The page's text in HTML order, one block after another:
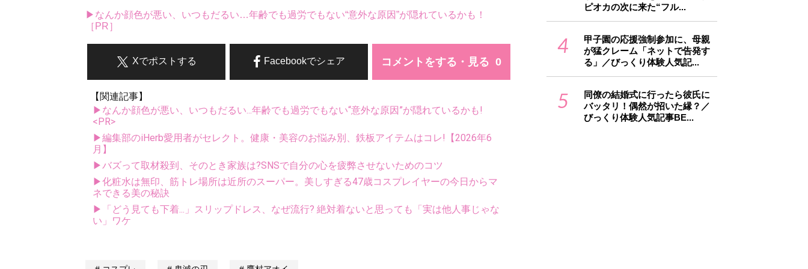
▶なんか顔色が悪い、いつもだるい…年齢でも過労でもない“意外な原因”が隠れているかも！
［PR］
コメントをする・見る
Facebookでシェア
Xでポストする
【関連記事】
▶なんか顔色が悪い、いつもだるい...年齢でも過労でもない“意外な原因”が隠れているかも!
<PR>
▶編集部のiHerb愛用者がセレクト。健康・美容のお悩み別、鉄板アイテムはコレ!【2026年6
月】
▶バズって取材殺到、そのとき家族は?SNSで自分の心を疲弊させないためのコツ
▶化粧水は無印、筋トレ場所は近所のスーパー。美しすぎる47歳コスプレイヤーの今日からマ
ネできる美の秘訣
▶「どう見ても下着...」スリップドレス、なぜ流行? 絶対着ないと思っても「実は他人事じゃな
い」ワケ
ピオカの次に来た“フル...
4
甲子園の応援強制参加に、母親
が猛クレーム「ネットで告発す
る」／びっくり体験人気記...
5
同僚の結婚式に行ったら彼氏に
バッタリ！偶然が招いた縁？／
びっくり体験人気記事BE...